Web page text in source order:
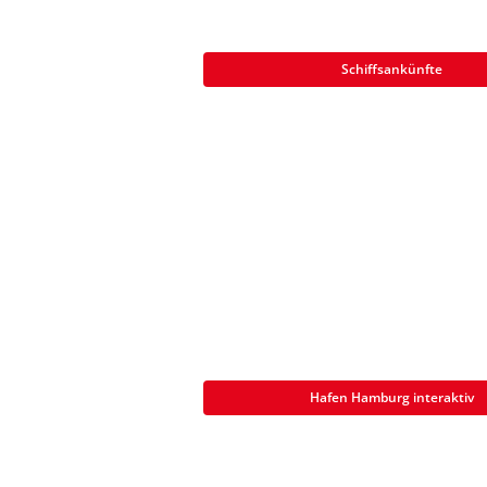
Schiffsankünfte
Hafen Hamburg interaktiv